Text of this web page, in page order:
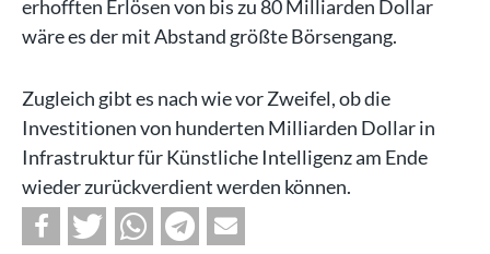
erhofften Erlösen von bis zu 80 Milliarden Dollar
wäre es der mit Abstand größte Börsengang.
Zugleich gibt es nach wie vor Zweifel, ob die
Investitionen von hunderten Milliarden Dollar in
Infrastruktur für Künstliche Intelligenz am Ende
wieder zurückverdient werden können.